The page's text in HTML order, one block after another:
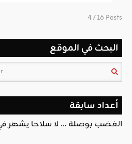
4 / 16 Posts
البحث في الموقع
أعداد سابقة
الغضب بوصلة … لا سلاحا يشهر في